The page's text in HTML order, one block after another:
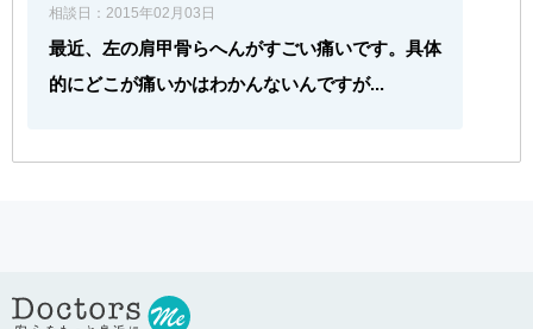
相談日： 2015年02月03日
最近、左の肩甲骨らへんがすごい痛いです。具体
的にどこが痛いかはわかんないんですが...